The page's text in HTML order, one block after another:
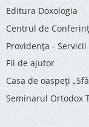
Editura Doxologia
Centrul de
Providenţa -
Fii de ajutor
Casa de oaspeți
Seminarul Ortodox